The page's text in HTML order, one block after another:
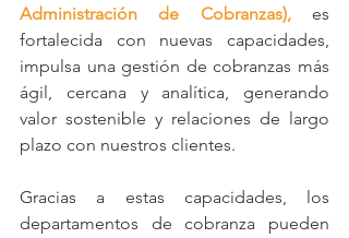
Administración de Cobranzas), es
fortalecida con nuevas capacidades,
impulsa una gestión de cobranzas más
ágil, cercana y analítica, generando
valor sostenible y relaciones de largo
plazo con nuestros clientes.
Gracias a estas capacidades, los
departamentos de cobranza pueden